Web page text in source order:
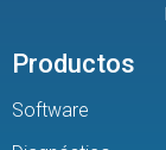
Productos
Software